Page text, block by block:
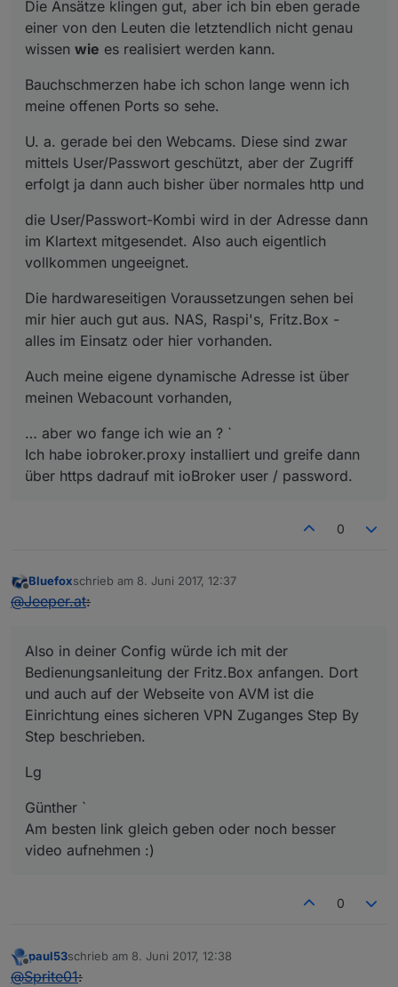
Die Ansätze klingen gut, aber ich bin eben gerade
einer von den Leuten die letztendlich nicht genau
wissen wie es realisiert werden kann.
Bauchschmerzen habe ich schon lange wenn ich
meine offenen Ports so sehe.
U. a. gerade bei den Webcams. Diese sind zwar
mittels User/Passwort geschützt, aber der Zugriff
erfolgt ja dann auch bisher über normales http und
die User/Passwort-Kombi wird in der Adresse dann
im Klartext mitgesendet. Also auch eigentlich
vollkommen ungeeignet.
Die hardwareseitigen Voraussetzungen sehen bei
mir hier auch gut aus. NAS, Raspi's, Fritz.Box -
alles im Einsatz oder hier vorhanden.
Auch meine eigene dynamische Adresse ist über
meinen Webacount vorhanden,
… aber wo fange ich wie an ? `
Ich habe iobroker.proxy installiert und greife dann
über https dadrauf mit ioBroker user / password.
0
Offline
Bluefoxschrieb am 8. Juni 2017, 12:37
zuletzt editiert von
@Jeeper.at:
Also in deiner Config würde ich mit der
Bedienungsanleitung der Fritz.Box anfangen. Dort
und auch auf der Webseite von AVM ist die
Einrichtung eines sicheren VPN Zuganges Step By
Step beschrieben.
Lg
Günther `
Am besten link gleich geben oder noch besser
video aufnehmen :)
0
Offline
paul53schrieb am 8. Juni 2017, 12:38
zuletzt editiert von
@Sprite01: